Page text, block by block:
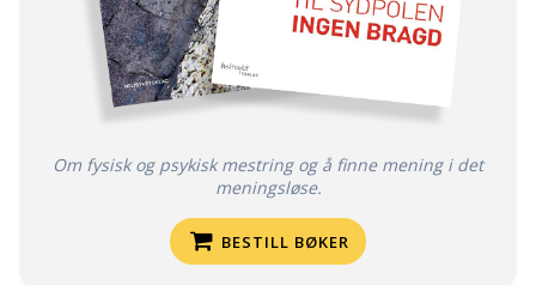
Om fysisk og psykisk mestring og å finne mening i det
meningsløse.
BESTILL BØKER